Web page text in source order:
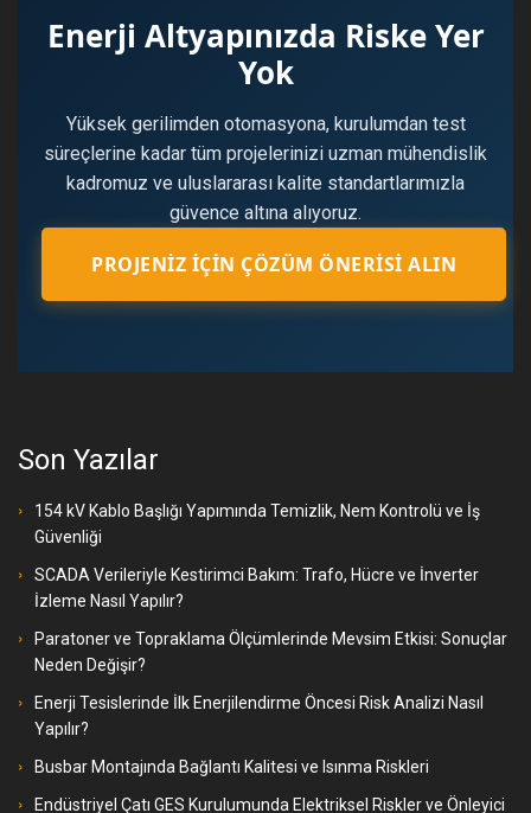
Enerji Altyapınızda Riske Yer
Yok
Yüksek gerilimden otomasyona, kurulumdan test
süreçlerine kadar tüm projelerinizi uzman mühendislik
kadromuz ve uluslararası kalite standartlarımızla
güvence altına alıyoruz.
PROJENIZ İÇIN ÇÖZÜM ÖNERISI ALIN
Son Yazılar
154 kV Kablo Başlığı Yapımında Temizlik, Nem Kontrolü ve İş
Güvenliği
SCADA Verileriyle Kestirimci Bakım: Trafo, Hücre ve İnverter
İzleme Nasıl Yapılır?
Paratoner ve Topraklama Ölçümlerinde Mevsim Etkisi: Sonuçlar
Neden Değişir?
Enerji Tesislerinde İlk Enerjilendirme Öncesi Risk Analizi Nasıl
Yapılır?
Busbar Montajında Bağlantı Kalitesi ve Isınma Riskleri
Endüstriyel Çatı GES Kurulumunda Elektriksel Riskler ve Önleyici